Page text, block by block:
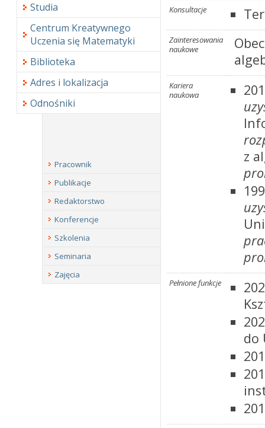
Studia
Centrum Kreatywnego
Uczenia się Matematyki
Biblioteka
Adres i lokalizacja
Odnośniki
Konsultacje
Zainteresowania
naukowe
Kariera
naukowa
z
Pełnione funkcje
do
Pracownik
Publikacje
Redaktorstwo
Konferencje
Szkolenia
Seminaria
Zajęcia